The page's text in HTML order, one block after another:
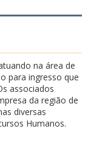
na área de
para ingresso que
associados
da região de
diversas
Humanos.